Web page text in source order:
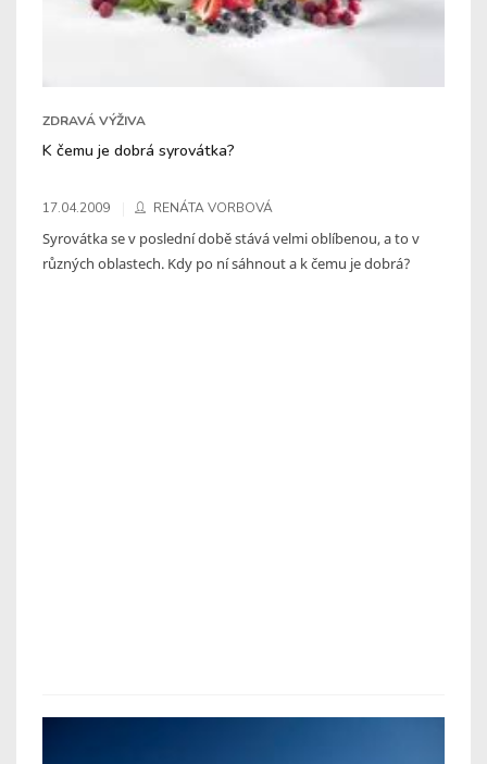
ZDRAVÁ VÝŽIVA
K čemu je dobrá syrovátka?
17.04.2009 RENÁTA VORBOVÁ
Syrovátka se v poslední době stává velmi oblíbenou, a to v
různých oblastech. Kdy po ní sáhnout a k čemu je dobrá?